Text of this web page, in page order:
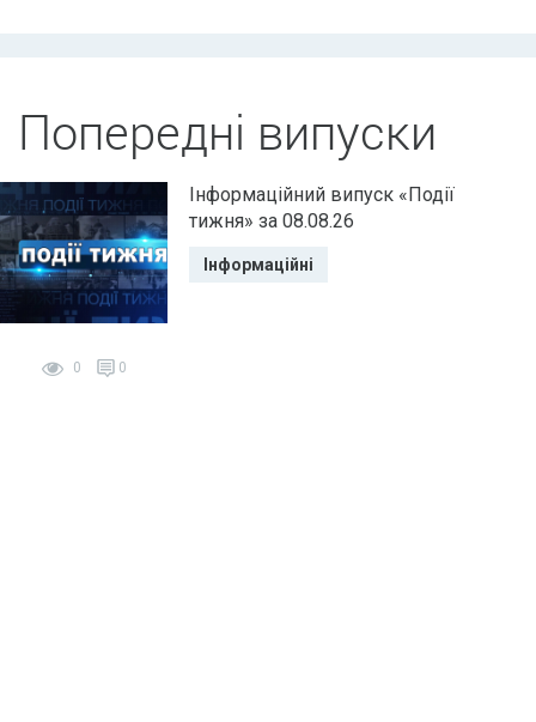
Попередні випуски
0 0
Інформаційний випуск «Події
тижня» за 08.08.26
Інформаційні